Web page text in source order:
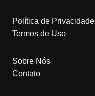
Política de Privacidade
Termos de Uso
Sobre Nós
Contato